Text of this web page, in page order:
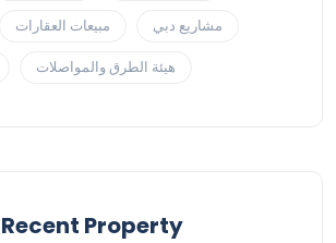
مبيعات العقارات مشاريع دبي
هيئة الطرق والمواصلات
Recent Property